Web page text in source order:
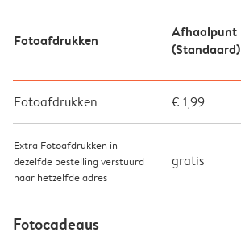
Fotoafdrukken
Afhaalpunt
(Standaard)
Fotoafdrukken € 1,99
Extra Fotoafdrukken in
dezelfde bestelling verstuurd
naar hetzelfde adres
gratis
Fotocadeaus